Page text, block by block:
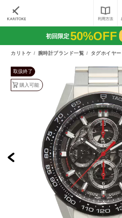
初回限定50%OFF
カリトケ 腕時計ブランド一覧 タグホイヤー
取扱終了
購入可能